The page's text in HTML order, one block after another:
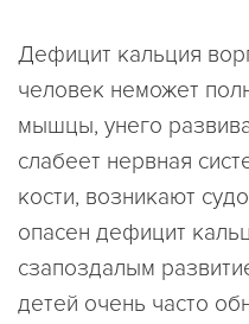
Дефицит кальция
человек неможет
мышцы, унего
слабеет нервная
кости, возникают
опасен дефицит
сзапоздалым
детей очень часто